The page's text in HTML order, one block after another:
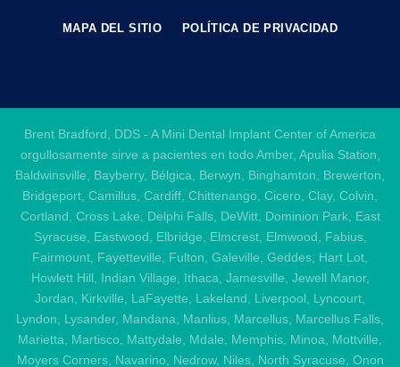
MAPA DEL SITIO POLÍTICA DE PRIVACIDAD
Brent Bradford, DDS - A Mini Dental Implant Center of America
orgullosamente sirve a pacientes en todo Amber, Apulia Station,
Baldwinsville, Bayberry, Bélgica, Berwyn, Binghamton, Brewerton,
Bridgeport, Camillus, Cardiff, Chittenango, Cicero, Clay, Colvin,
Cortland, Cross Lake, Delphi Falls, DeWitt, Dominion Park, East
Syracuse, Eastwood, Elbridge, Elmcrest, Elmwood, Fabius,
Fairmount, Fayetteville, Fulton, Galeville, Geddes, Hart Lot,
Howlett Hill, Indian Village, Ithaca, Jamesville, Jewell Manor,
Jordan, Kirkville, LaFayette, Lakeland, Liverpool, Lyncourt,
Lyndon, Lysander, Mandana, Manlius, Marcellus, Marcellus Falls,
Marietta, Martisco, Mattydale, Mdale, Memphis, Minoa, Mottville,
Moyers Corners, Navarino, Nedrow, Niles, North Syracuse, Onon